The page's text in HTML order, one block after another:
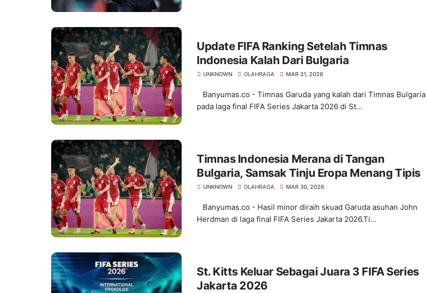
Update FIFA Ranking Setelah Timnas
Indonesia Kalah Dari Bulgaria
UNKNOWN OLAHRAGA MAR 31, 2026
Banyumas.co - Timnas Garuda yang kalah dari Timnas Bulgaria
pada laga final FIFA Series Jakarta 2026 di St...
Timnas Indonesia Merana di Tangan
Bulgaria, Samsak Tinju Eropa Menang Tipis
UNKNOWN OLAHRAGA MAR 30, 2026
Banyumas.co - Hasil minor diraih skuad Garuda asuhan John
Herdman di laga final FIFA Series Jakarta 2026.Ti...
St. Kitts Keluar Sebagai Juara 3 FIFA Series
Jakarta 2026